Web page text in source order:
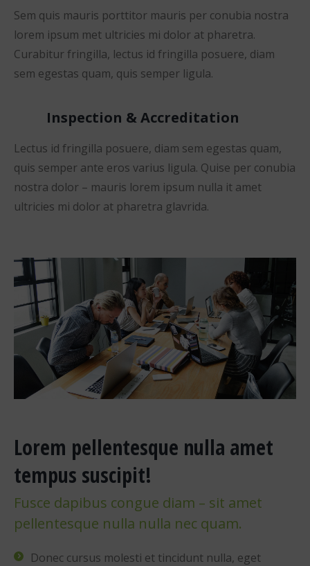
Sem quis mauris porttitor mauris per conubia nostra
lorem ipsum met ultricies mi dolor at pharetra.
Curabitur fringilla, lectus id fringilla posuere, diam
sem egestas quam, quis semper ligula.
Inspection & Accreditation
Lectus id fringilla posuere, diam sem egestas quam,
quis semper ante eros varius ligula. Quise per conubia
nostra dolor – mauris lorem ipsum nulla it amet
ultricies mi dolor at pharetra glavrida.
Lorem pellentesque nulla amet
tempus suscipit!
Fusce dapibus congue diam – sit amet
pellentesque nulla nulla nec quam.
Donec cursus molesti et tincidunt nulla, eget